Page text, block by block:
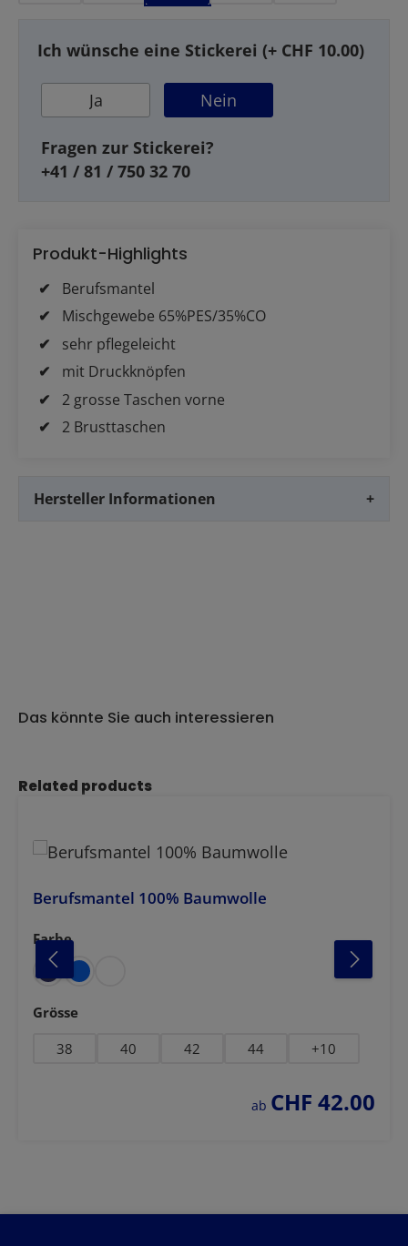
Ich wünsche eine Stickerei (+ CHF 10.00)
Ja Nein
Fragen zur Stickerei?
+41 / 81 / 750 32 70
Produkt-Highlights
Berufsmantel
Mischgewebe 65%PES/35%CO
sehr pflegeleicht
mit Druckknöpfen
2 grosse Taschen vorne
2 Brusttaschen
Hersteller Informationen +
Das könnte Sie auch interessieren
Produktgalerie überspringen
Related products
Berufsmantel 100% Baumwolle
Farbe
auswählen
Grösse
38 40 42 44 +10
regulärer preis:
ab CHF 42.00
gelb dunkelblaudunkelgrün